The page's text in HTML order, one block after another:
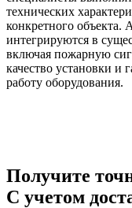
технических
конкретного объекта.
интегрируются в
включая пожарную
качество установки и
работу оборудования.
Получите
C учетом